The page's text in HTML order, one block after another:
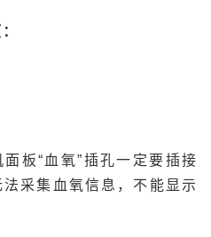
板“血氧”插孔一定要插接
采集血氧信息，不能显示